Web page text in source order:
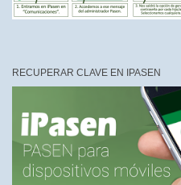
RECUPERAR CLAVE EN IPASEN